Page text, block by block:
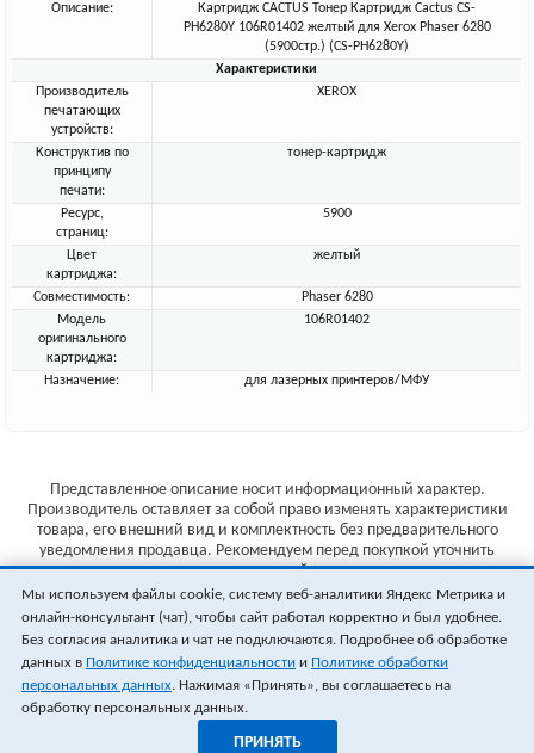
Описание:
Картридж CACTUS Тонер Картридж Cactus CS-
PH6280Y 106R01402 желтый для Xerox Phaser 6280
(5900стр.) (CS-PH6280Y)
Характеристики
Производитель
печатающих
устройств:
XEROX
Конструктив по
принципу
печати:
тонер-картридж
Ресурс,
страниц:
5900
Цвет
картриджа:
желтый
Совместимость:
Phaser 6280
Модель
оригинального
картриджа:
106R01402
Назначение: для лазерных принтеров/МФУ
Представленное описание носит информационный характер.
Производитель оставляет за собой право изменять характеристики
товара, его внешний вид и комплектность без предварительного
уведомления продавца. Рекомендуем перед покупкой уточнить
характеристики товара на сайте производителя.
Указанные цены не являются публичной офертой (ст.435 ГК РФ).
Стоимость и наличие товара уточняйте у менеджера.
Мы используем файлы cookie, систему веб-аналитики Яндекс Метрика и
онлайн-консультант (чат), чтобы сайт работал корректно и был удобнее.
Без согласия аналитика и чат не подключаются. Подробнее об обработке
данных в Политике конфиденциальности и Политике обработки
персональных данных. Нажимая «Принять», вы соглашаетесь на
обработку персональных данных.
ПРИНЯТЬ